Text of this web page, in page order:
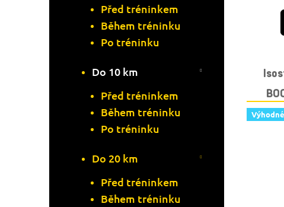
Před tréninkem
Během tréninku
Po tréninku
Do 10 km
Před tréninkem
Během tréninku
Po tréninku
Do 20 km
Před tréninkem
Během tréninku
Výhodné